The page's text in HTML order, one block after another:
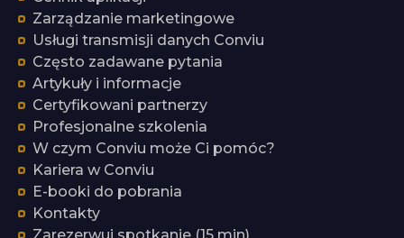
Zarządzanie marketingowe
Usługi transmisji danych Conviu
Często zadawane pytania
Artykuły i informacje
Certyfikowani partnerzy
Profesjonalne szkolenia
W czym Conviu może Ci pomóc?
Kariera w Conviu
E-booki do pobrania
Kontakty
Zarezerwuj spotkanie (15 min)